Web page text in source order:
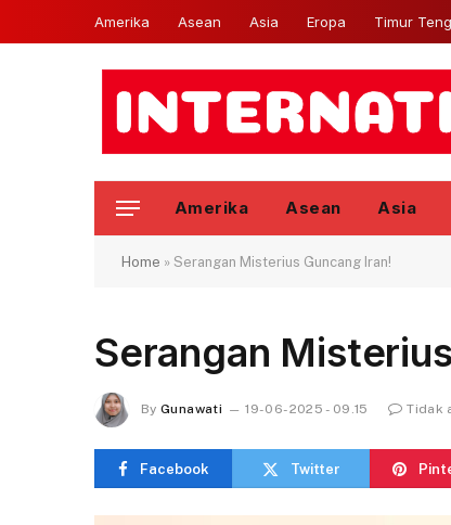
Amerika Asean Asia Eropa Timur
Amerika Asean Asia
Home » Serangan Misterius Guncang Iran!
Serangan
By Gunawati 19-06-2025 - 09.15 Tidak
Facebook Twitter